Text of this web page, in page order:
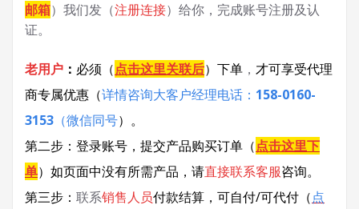
邮箱）我们发（注册连接）给你，完成账号注册及认
证。
老用户 ： 必须 （点击这里关联后） 下单 ， 才可享受代理
商专属优惠 （详情咨询大客户经理电话： 158-0160-
3153 （微信同号） 。
第二步：登录账号，提交产品购买订单（点击这里下
单） 如页面中没有所需产品，请直接联系客服咨询。
第三步： 联系销售人员付款结算，可自付/可代付（点